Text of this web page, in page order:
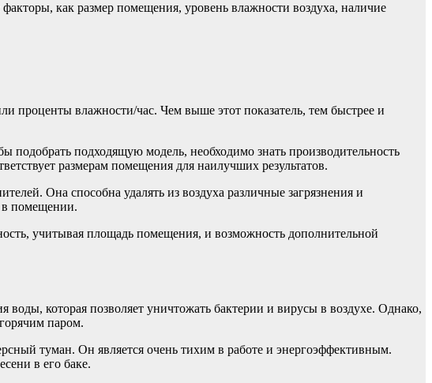
как размер помещения, уровень влажности воздуха, наличие
проценты влажности/час. Чем выше этот показатель, тем быстрее и
подобрать подходящую модель, необходимо знать производительность
размерам помещения для наилучших результатов.
Она способна удалять из воздуха различные загрязнения и
в помещении.
учитывая площадь помещения, и возможность дополнительной
которая позволяет уничтожать бактерии и вирусы в воздухе. Однако,
паром.
туман. Он является очень тихим в работе и энергоэффективным.
в его баке.